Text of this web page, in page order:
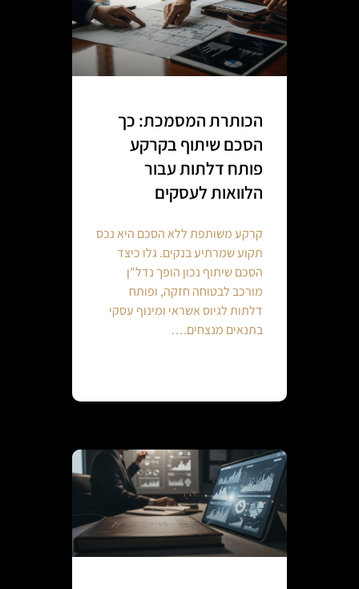
הכותרת המסמכת: כך
הסכם שיתוף בקרקע
פותח דלתות עבור
הלוואות לעסקים
קרקע משותפת ללא הסכם היא נכס
תקוע שמרתיע בנקים. גלו כיצד
הסכם שיתוף נכון הופך נדל"ן
מורכב לבטוחה חזקה, ופותח
דלתות לגיוס אשראי ומינוף עסקי
בתנאים מנצחים.…